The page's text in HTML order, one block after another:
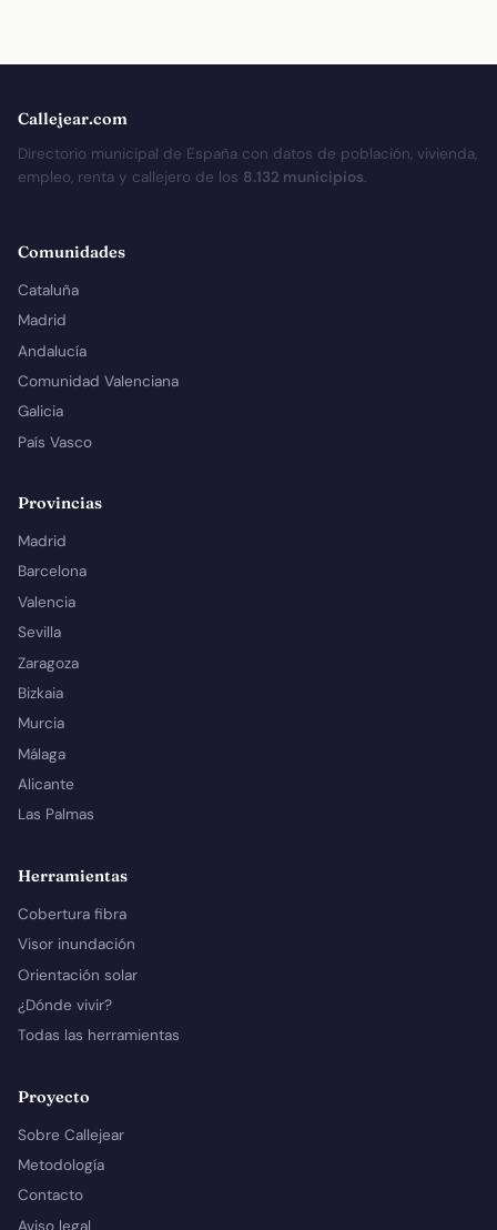
Callejear.com
Directorio municipal de España con datos de población, vivienda,
empleo, renta y callejero de los 8.132 municipios.
Comunidades
Cataluña
Madrid
Andalucía
Comunidad Valenciana
Galicia
País Vasco
Provincias
Madrid
Barcelona
Valencia
Sevilla
Zaragoza
Bizkaia
Murcia
Málaga
Alicante
Las Palmas
Herramientas
Cobertura fibra
Visor inundación
Orientación solar
¿Dónde vivir?
Todas las herramientas
Proyecto
Sobre Callejear
Metodología
Contacto
Aviso legal